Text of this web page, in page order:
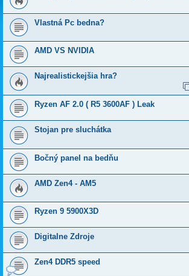
Vlastná Pc bedna?
AMD VS NVIDIA
Najrealistickejšia hra?
Ryzen AF 2.0 ( R5 3600AF ) Leak
Stojan pre sluchátka
Bočný panel na bedňu
AMD Zen4 - AM5
Ryzen 9 5900X3D
Digitalne Zdroje
Zen4 DDR5 speed